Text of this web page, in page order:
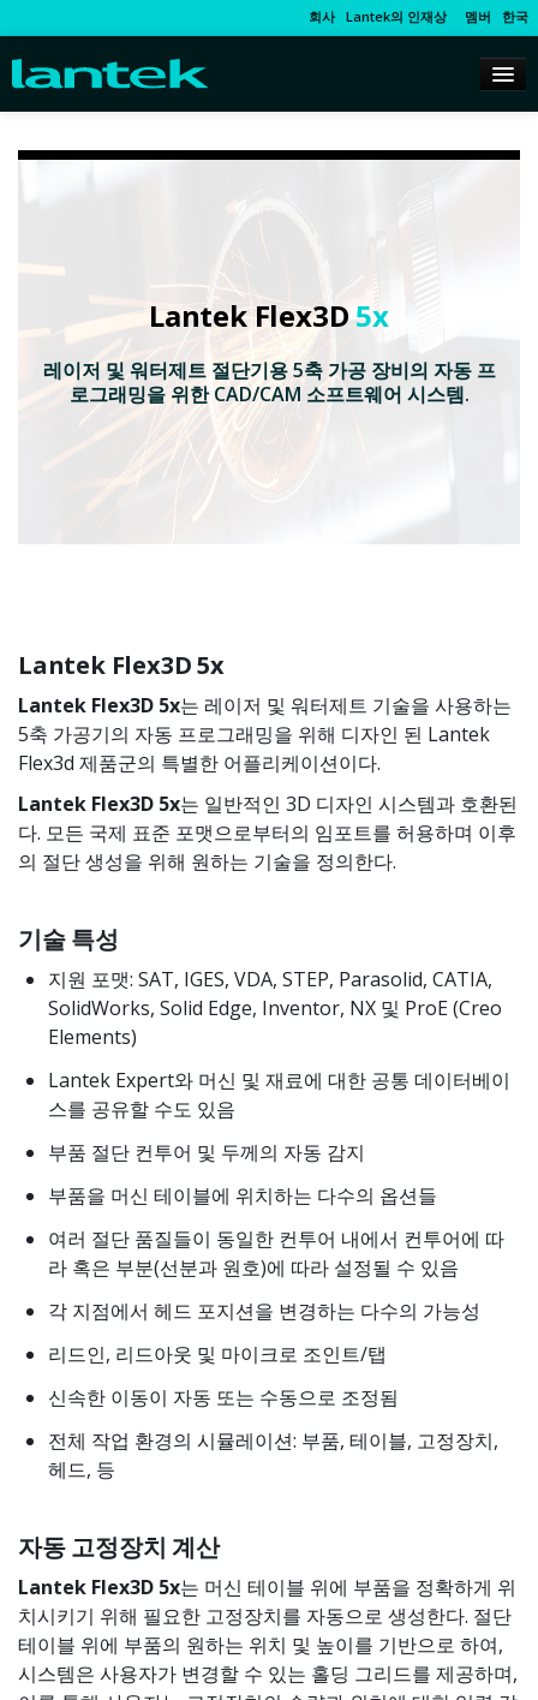
회사 Lantek의 인재상 멤버 한국
Lantek Flex3D 5x
레이저 및 워터제트 절단기용 5축 가공 장비의 자동 프
로그래밍을 위한 CAD/CAM 소프트웨어 시스템.
Lantek Flex3D 5x
Lantek Flex3D 5x는 레이저 및 워터제트 기술을 사용하는
5축 가공기의 자동 프로그래밍을 위해 디자인 된 Lantek
Flex3d 제품군의 특별한 어플리케이션이다.
Lantek Flex3D 5x는 일반적인 3D 디자인 시스템과 호환된
다. 모든 국제 표준 포맷으로부터의 임포트를 허용하며 이후
의 절단 생성을 위해 원하는 기술을 정의한다.
기술 특성
지원 포맷: SAT, IGES, VDA, STEP, Parasolid, CATIA,
SolidWorks, Solid Edge, Inventor, NX 및 ProE (Creo
Elements)
Lantek Expert와 머신 및 재료에 대한 공통 데이터베이
스를 공유할 수도 있음
부품 절단 컨투어 및 두께의 자동 감지
부품을 머신 테이블에 위치하는 다수의 옵션들
여러 절단 품질들이 동일한 컨투어 내에서 컨투어에 따
라 혹은 부분(선분과 원호)에 따라 설정될 수 있음
각 지점에서 헤드 포지션을 변경하는 다수의 가능성
리드인, 리드아웃 및 마이크로 조인트/탭
신속한 이동이 자동 또는 수동으로 조정됨
전체 작업 환경의 시뮬레이션: 부품, 테이블, 고정장치,
헤드, 등
자동 고정장치 계산
Lantek Flex3D 5x는 머신 테이블 위에 부품을 정확하게 위
치시키기 위해 필요한 고정장치를 자동으로 생성한다. 절단
테이블 위에 부품의 원하는 위치 및 높이를 기반으로 하여,
시스템은 사용자가 변경할 수 있는 홀딩 그리드를 제공하며,